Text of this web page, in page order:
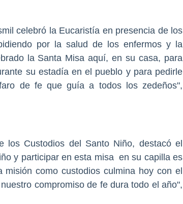
celebró la Eucaristía en presencia de los
por la salud de los enfermos y la
la Santa Misa aquí, en su casa, para
su estadía en el pueblo y para pedirle
de fe que guía a todos los zedeños",
los Custodios del Santo Niño, destacó el
y participar en esta misa en su capilla es
como custodios culmina hoy con el
compromiso de fe dura todo el año",